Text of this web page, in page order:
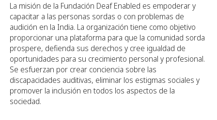
La misión de la Fundación Deaf Enabled es empoderar y
capacitar a las personas sordas o con problemas de
audición en la India. La organización tiene como objetivo
proporcionar una plataforma para que la comunidad sorda
prospere, defienda sus derechos y cree igualdad de
oportunidades para su crecimiento personal y profesional.
Se esfuerzan por crear conciencia sobre las
discapacidades auditivas, eliminar los estigmas sociales y
promover la inclusión en todos los aspectos de la
sociedad.